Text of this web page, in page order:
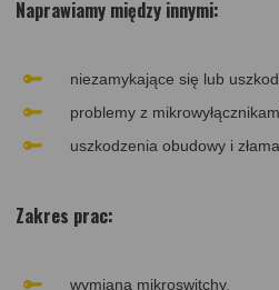
Naprawiamy między innymi:
niezamykające się lub
problemy z
uszkodzenia obudowy i
Zakres prac:
wymiana mikroswitchy,